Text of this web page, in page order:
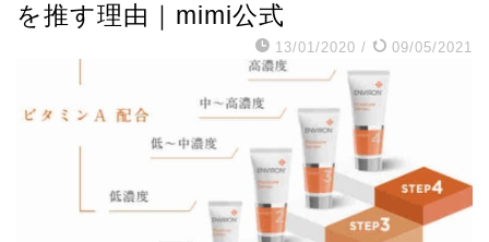
を推す理由｜mimi公式
13/01/2020 / 09/05/2021